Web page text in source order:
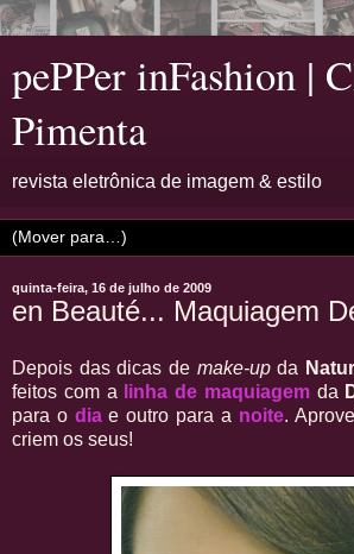
pePPer inFashion |
Pimenta
revista eletrônica de imagem & estilo
quinta-feira, 16 de julho de 2009
en Beauté... Maquiagem
Depois das dicas de make-upda
feitos com a
linha de maquiagemda
para o diae outro para a noite.
criem os seus!